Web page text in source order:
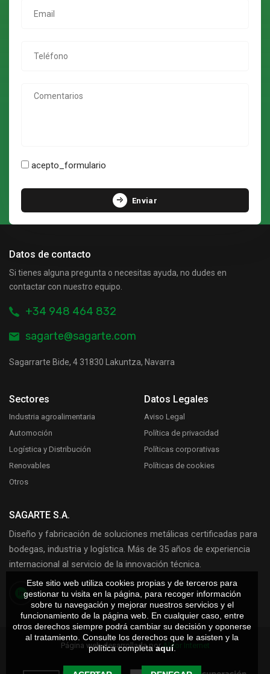
acepto_formulario
Enviar
Datos de contacto
Si tienes alguna pregunta o necesitas ayuda, no dudes en
contactar con nuestro equipo.
+34 948 464 832
sagarte@sagarte.com
Sagarrarte Bide, 4 31830 Lakuntza, Navarra
Sectores
Industria agroalimentaria
Automoción
Logística y Distribución
Renovables
Otros
Datos Legales
Aviso Legal
Política de privacidad
Políticas corporativas
Políticas de cookies
SAGARTE S.A.
Diseño y fabricación de soluciones metálicas certificadas para
bodegas, industria y logística. Más de 35 años de experiencia
internacional al servicio de la innovación técnica.
Página web desarrollada porAldor Internet
Este sitio web utiliza cookies propias y de terceros para
gestionar tu visita en la página, para recoger información
sobre tu navegación y mejorar nuestros servicios y el
funcionamiento de la página web. En cualquier caso, entre
otros derechos siempre podrá cambiar su decisión y oponerse
al tratamiento. Consulte los derechos que le asisten y la
política completaaquí.